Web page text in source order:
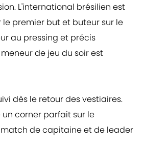
L'international brésilien est
le premier but et buteur sur le
au pressing et précis
de jeu du soir est
dès le retour des vestiaires.
corner parfait sur le
de capitaine et de leader